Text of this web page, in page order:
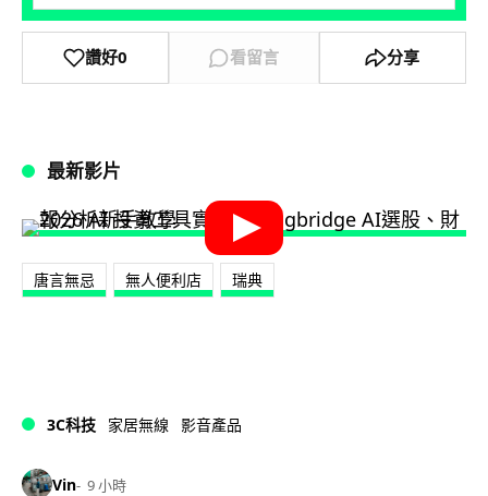
讚好0 看留言 分享
最新影片
唐言無忌 無人便利店 瑞典
3C科技 家居無線 影音產品
Vin 9 小時